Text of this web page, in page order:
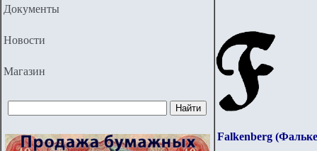
Документы
Новости
Магазин
Falkenberg